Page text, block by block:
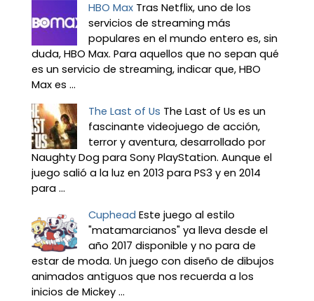
HBO Max Tras Netflix, uno de los
servicios de streaming más
populares en el mundo entero es, sin
duda, HBO Max. Para aquellos que no sepan qué
es un servicio de streaming, indicar que, HBO
Max es ...
The Last of Us The Last of Us es un
fascinante videojuego de acción,
terror y aventura, desarrollado por
Naughty Dog para Sony PlayStation. Aunque el
juego salió a la luz en 2013 para PS3 y en 2014
para ...
Cuphead Este juego al estilo
"matamarcianos" ya lleva desde el
año 2017 disponible y no para de
estar de moda. Un juego con diseño de dibujos
animados antiguos que nos recuerda a los
inicios de Mickey ...